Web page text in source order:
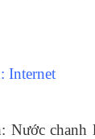
Internet
chanh là